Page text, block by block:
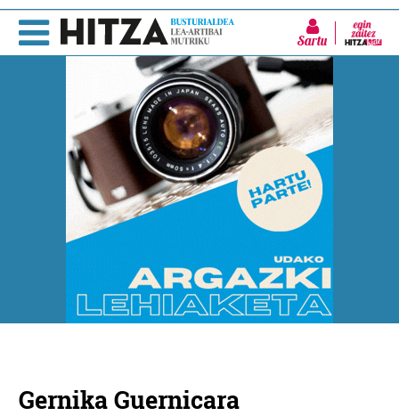
Sartu
Gernika Guernicara